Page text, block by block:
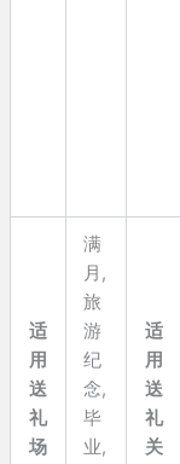
适
用
送
礼
场
满
月,
旅
游
纪
念,
毕
业,
适
用
送
礼
关